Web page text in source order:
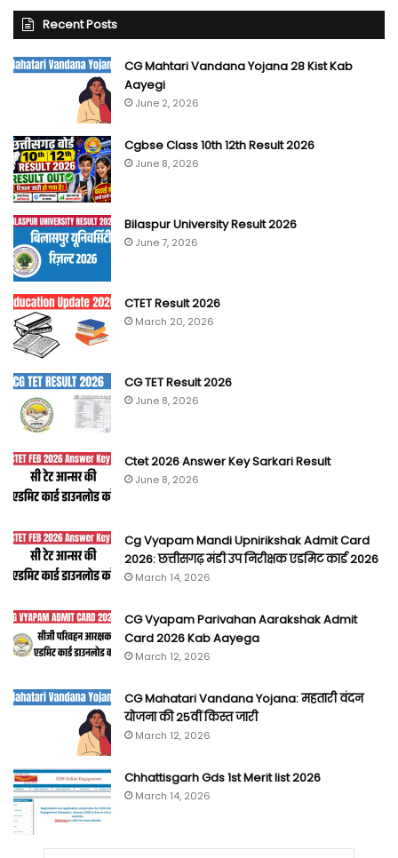
Recent Posts
CG Mahtari Vandana Yojana 28 Kist Kab
Aayegi
June 2, 2026
Cgbse Class 10th 12th Result 2026
June 8, 2026
Bilaspur University Result 2026
June 7, 2026
CTET Result 2026
March 20, 2026
CG TET Result 2026
June 8, 2026
Ctet 2026 Answer Key Sarkari Result
June 8, 2026
Cg Vyapam Mandi Upnirikshak Admit Card
2026: छत्तीसगढ़ मंडी उप निरीक्षक एडमिट कार्ड 2026
March 14, 2026
CG Vyapam Parivahan Aarakshak Admit
Card 2026 Kab Aayega
March 12, 2026
CG Mahatari Vandana Yojana: महतारी वंदन
योजना की 25वीं किस्त जारी
March 12, 2026
Chhattisgarh Gds 1st Merit list 2026
March 14, 2026